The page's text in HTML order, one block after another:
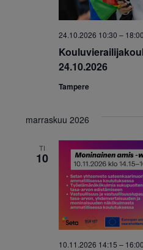
24.10.2026
24.10.2026 10:30 – 18:00
Tampere
marraskuu 2026
TI
10
10.11.2026 14:15 – 16:00